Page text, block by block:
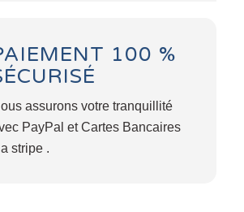
100 %
assurons votre tranquillité
PayPal et Cartes Bancaires
stripe .